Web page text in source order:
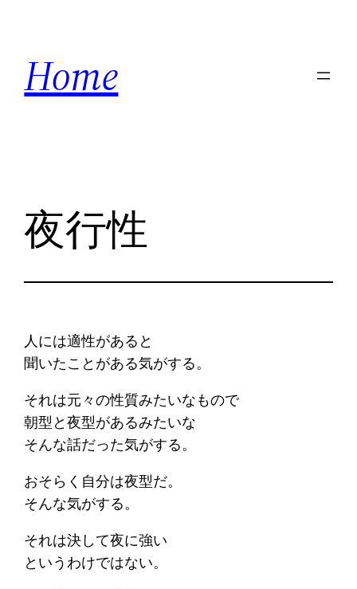
Home
夜行性
人には適性があると
聞いたことがある気がする。
それは元々の性質みたいなもので
朝型と夜型があるみたいな
そんな話だった気がする。
おそらく自分は夜型だ。
そんな気がする。
それは決して夜に強い
というわけではない。